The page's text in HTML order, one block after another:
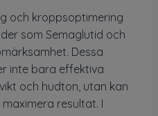
och kroppsoptimering
som Semaglutid och
Dessa
inte bara effektiva
och hudton, utan kan
resultat. I